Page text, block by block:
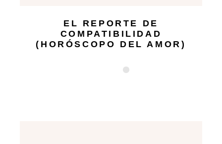
EL REPORTE DE
COMPATIBILIDAD
(HORÓSCOPO DEL AMOR)